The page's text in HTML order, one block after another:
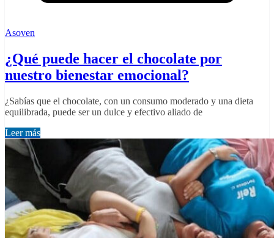
Asoven
¿Qué puede hacer el chocolate por
nuestro bienestar emocional?
¿Sabías que el chocolate, con un consumo moderado y una dieta
equilibrada, puede ser un dulce y efectivo aliado de
Leer más